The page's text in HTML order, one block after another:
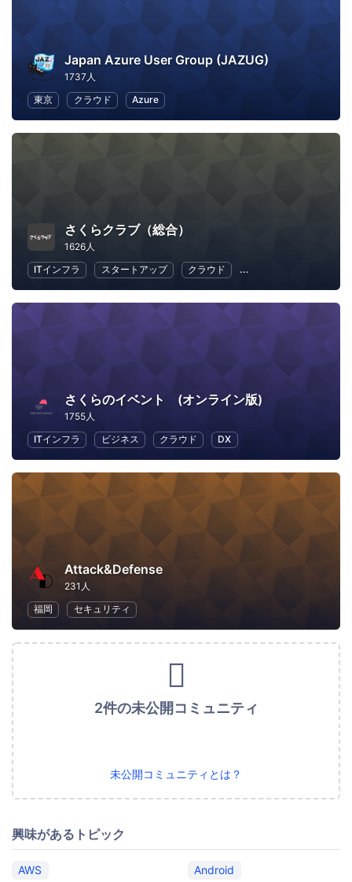
Japan Azure User Group (JAZUG)
1737人
東京
クラウド Azure
さくらクラブ（総合）
1626人
ITインフラ
スタートアップ クラウド 地域経済と地域社会
さくらのイベント (オンライン版)
1755人
ITインフラ
ビジネス クラウド DX
Attack&Defense
231人
福岡
セキュリティ
2件の未公開コミュニティ
未公開コミュニティとは？
興味があるトピック
AWS
Android